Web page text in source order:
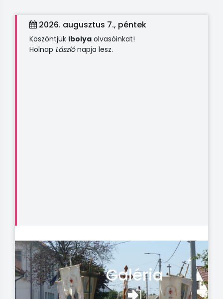
2026. augusztus 7., péntek
Köszöntjük Ibolya olvasóinkat!
Holnap Lászlónapja lesz.
Galéria